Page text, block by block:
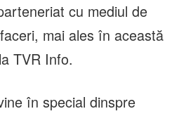
cu mediul de
mai ales în această
TVR Info.
în special dinspre